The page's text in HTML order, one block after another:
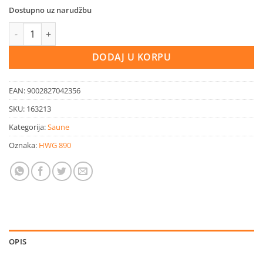
Dostupno uz narudžbu
Infracrvena sauna CARBON 1 količina
DODAJ U KORPU
EAN:9002827042356
SKU: 163213
Kategorija:Saune
Oznaka: HWG 890
OPIS